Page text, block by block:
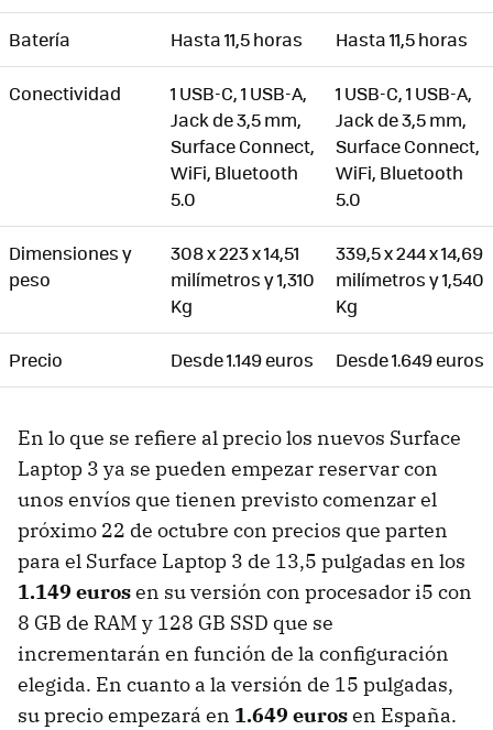
Batería Hasta 11,5 horas Hasta 11,5 horas
Conectividad
1 USB-C, 1 USB-A,
Jack de 3,5 mm,
Surface Connect,
WiFi, Bluetooth
5.0
1 USB-C, 1 USB-A,
Jack de 3,5 mm,
Surface Connect,
WiFi, Bluetooth
5.0
Dimensiones y
peso
308 x 223 x 14,51
milímetros y 1,310
Kg
339,5 x 244 x 14,69
milímetros y 1,540
Kg
Precio Desde 1.149 euros Desde 1.649 euros
En lo que se refiere al precio los nuevos Surface
Laptop 3 ya se pueden empezar reservar con
unos envíos que tienen previsto comenzar el
próximo 22 de octubre con precios que parten
para el Surface Laptop 3 de 13,5 pulgadas en los
1.149 eurosen su versión con procesador i5 con
8 GB de RAM y 128 GB SSD que se
incrementarán en función de la configuración
elegida. En cuanto a la versión de 15 pulgadas,
su precio empezará en 1.649 eurosen España.